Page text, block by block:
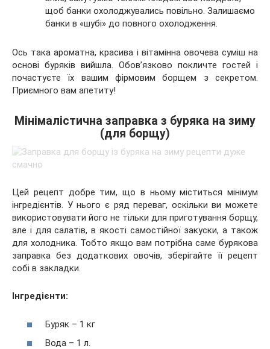
щоб банки охолоджувались повільно. Залишаємо
банки в «шубі» до повного охолодження.
Ось така ароматна, красива і вітамінна овочева суміш на
основі буряків вийшла. Обов’язково покличте гостей і
почастуєте їх вашим фірмовим борщем з секретом.
Приємного вам апетиту!
Мінімалістична заправка з буряка на зиму
(для борщу)
Цей рецепт добре тим, що в ньому міститься мінімум
інгредієнтів. У нього є ряд переваг, оскільки ви можете
використовувати його не тільки для приготування борщу,
але і для салатів, в якості самостійної закуски, а також
для холодника. Тобто якщо вам потрібна саме бурякова
заправка без додаткових овочів, зберігайте її рецепт
собі в закладки.
Інгредієнти:
Буряк – 1 кг
Вода – 1 л.